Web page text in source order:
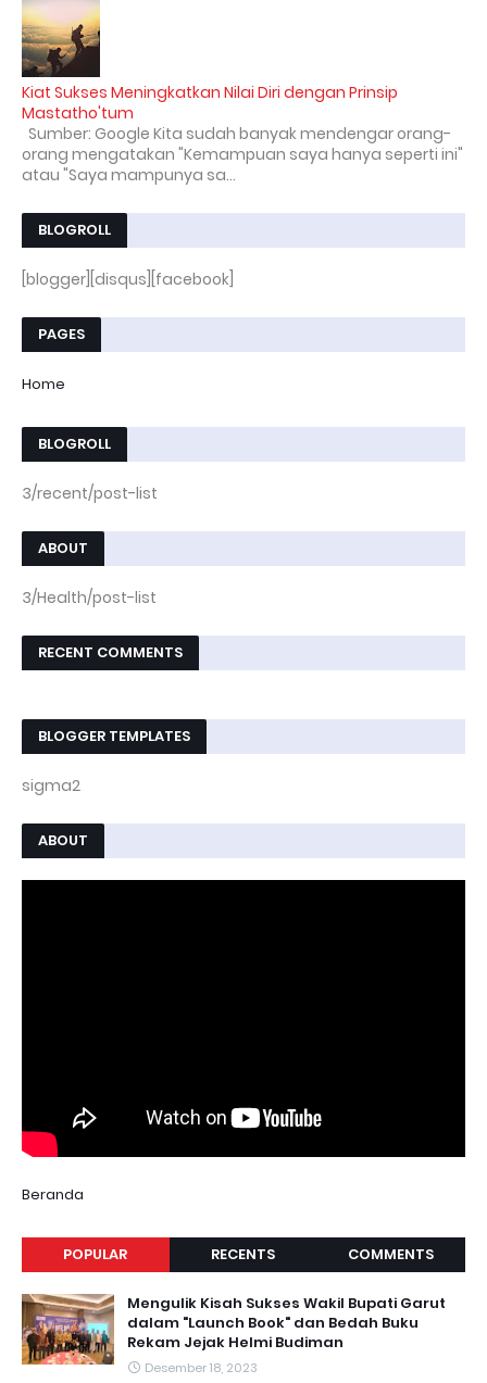
Kiat Sukses Meningkatkan Nilai Diri dengan Prinsip
Mastatho'tum
Sumber: Google Kita sudah banyak mendengar orang-
orang mengatakan "Kemampuan saya hanya seperti ini"
atau "Saya mampunya sa...
BLOGROLL
[blogger][disqus][facebook]
PAGES
Home
BLOGROLL
3/recent/post-list
ABOUT
3/Health/post-list
RECENT COMMENTS
BLOGGER TEMPLATES
sigma2
ABOUT
Beranda
POPULAR RECENTS COMMENTS
Mengulik Kisah Sukses Wakil Bupati Garut
dalam "Launch Book" dan Bedah Buku
Rekam Jejak Helmi Budiman
Desember 18, 2023